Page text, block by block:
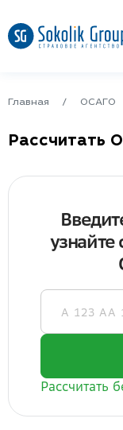
Главная ОСАГО
Рассчитать